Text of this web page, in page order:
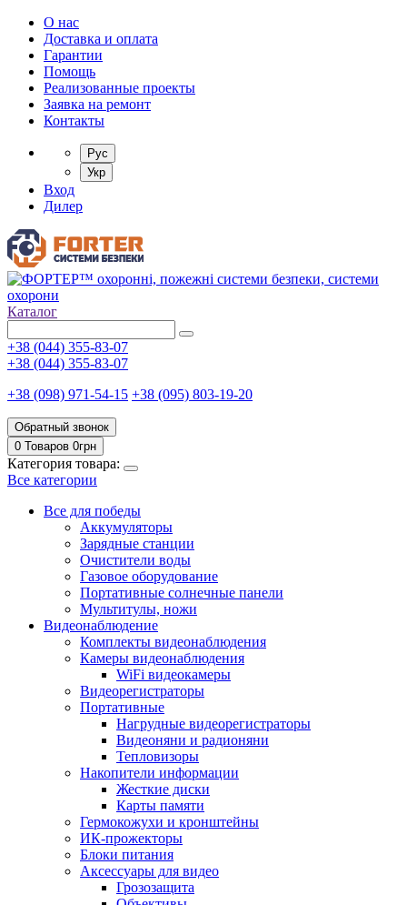
О нас
Доставка и оплата
Гарантии
Помощь
Реализованные проекты
Заявка на ремонт
Контакты
Рус
Укр
Вход
Дилер
Каталог
+38 (044) 355-83-07
+38 (044) 355-83-07
+38 (098) 971-54-15 +38 (095) 803-19-20
Обратный звонок
0 Товаров 0грн
Категория товара:
Все категории
Все для победы
Аккумуляторы
Зарядные станции
Очистители воды
Газовое оборудование
Портативные солнечные панели
Мультитулы, ножи
Видеонаблюдение
Комплекты видеонаблюдения
Камеры видеонаблюдения
WiFi видеокамеры
Видеорегистраторы
Портативные
Нагрудные видеорегистраторы
Видеоняни и радионяни
Тепловизоры
Накопители информации
Жесткие диски
Карты памяти
Гермокожухи и кронштейны
ИК-прожекторы
Блоки питания
Аксессуары для видео
Грозозащита